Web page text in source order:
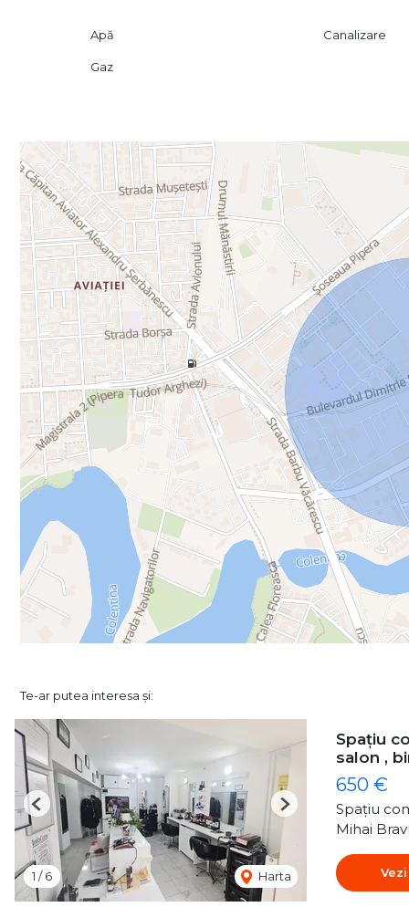
🗺️ Poziționarea excelentă și suprafața spațioasă îl
Apă Canalizare
Gaz
Te-ar putea interesa și:
1 /6 Harta
Previous Next
Spațiu
salon ,
650 €
Spațiu
Mihai